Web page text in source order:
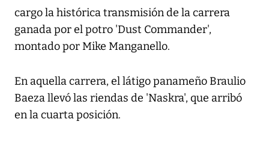
cargo la histórica transmisión de la carrera
ganada por el potro 'Dust Commander',
montado por Mike Manganello.
En aquella carrera, el látigo panameño Braulio
Baeza llevó las riendas de 'Naskra', que arribó
en la cuarta posición.